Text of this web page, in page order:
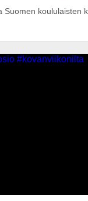
Suomen koululaisten